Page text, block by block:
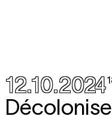
12.10.2024